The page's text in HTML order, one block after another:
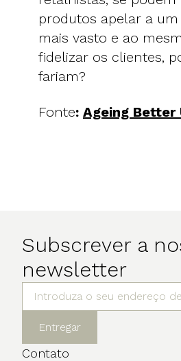
produtos apelar a
mais vasto e ao
fidelizar os clientes,
fariam?
Fonte: Ageing Better
Subscrever a
newsletter
Entregar
Contato